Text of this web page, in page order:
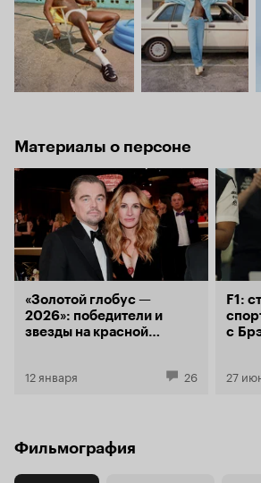
Материалы о персоне
«Золотой глобус —
2026»: победители и
звезды на красной
12 января 26
F1:
с
27
Фильмография